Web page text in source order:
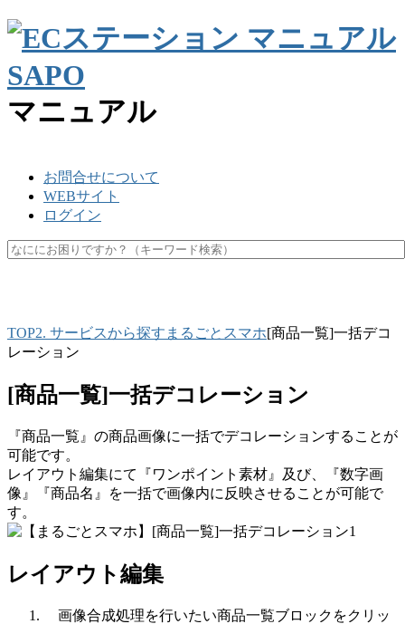
マニュアル
お問合せについて
WEBサイト
ログイン
TOP2. サービスから探す まるごとスマホ[商品一覧]一括デコ
レーション
[商品一覧]一括デコレーション
『商品一覧』の商品画像に一括でデコレーションすることが
可能です。
レイアウト編集にて『ワンポイント素材』及び、『数字画
像』『商品名』を一括で画像内に反映させることが可能で
す。
レイアウト編集
画像合成処理を行いたい商品一覧ブロックをクリッ